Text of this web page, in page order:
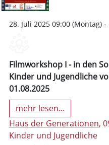
28. Juli 2025 09:00 (Montag)
Filmworkshop I - in den
Kinder und Jugendliche
01.08.2025
mehr lesen...
Haus der Generationen,
Kinder und Jugendliche